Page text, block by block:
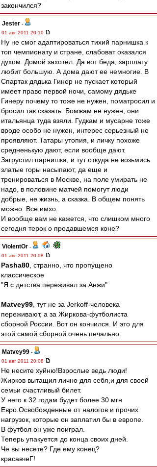
закончился?
Jester -
01 авг 2011 20:10
Ну не смог адаптироваться тихий парнишка к
топ чемпионату и стране, слабоват оказался
духом. Домой захотел. Да вот беда, зарплату
любит большую. А дома дают ее немногие. В
Спартак дядька Гинер не пускает который
имеет право первой ночи, самому дядьке
Гинеру почему то тоже не нужен, поматросил и
бросил так сказать. Бомжам не нужен, они
итальянца туда взяли. Гудкам и мусарне тоже
вроде особо не нужен, интерес серьезный не
проявляют. Татары утопия, и личку похоже
средненькую дают, если вообще дают.
Загрустил парнишка, и тут откуда не возьмись
златые горы насыпают, да еще и
тренироваться в Москве, на поле умирать не
надо, в половине матчей помогут люди
добрые, не жизнь, а сказка. В общем понять
можно. Все имхо.
И вообще вам не кажется, что слишком много
сегодня терок о продавшемся коне?
ViolentOr -
01 авг 2011 20:08
Pasha80 , странно, что пропущено
классическое
"Я с детства переживал за Анжи"
Matvey99 , тут не за Jerkoff-человека
переживают, а за Жиркова-футболиста
сборной России. Вот он кончился. И это для
этой самой сборной очень печально.
Matvey99 -
01 авг 2011 20:08
Не несите хуйню!Взрослые ведь люди!
Жирков вытащил лично для себя,и для своей
семьи счастливый билет.
У него к 32 годам будет более 30 мгн
Евро.Освобожденные от налогов и прочих
нагрузок, которые он заплатил бы в европе.
В футбол он уже поиграл.
Теперь упакуется до конца своих дней.
Че вы несете? Где ему конец?
красавчеГ!